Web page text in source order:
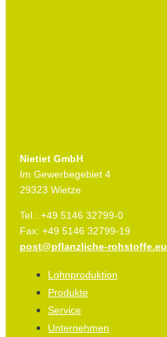
Nietiet GmbH
Im Gewerbegebiet 4
29323 Wietze
Tel.: +49 5146 32799-0
Fax: +49 5146 32799-19
post@pflanzliche-rohstoffe.eu
Lohnproduktion
Produkte
Service
Unternehmen